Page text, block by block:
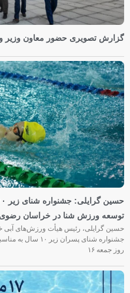
گزارش تصویری حضور معاون وزیر
توسعه ورزش شنا در خراسان
حسین گرایلی، رئیس هیأت ورزش‌های آبی
جشنواره شنای پسران
روز جمعه‌ ۱۶